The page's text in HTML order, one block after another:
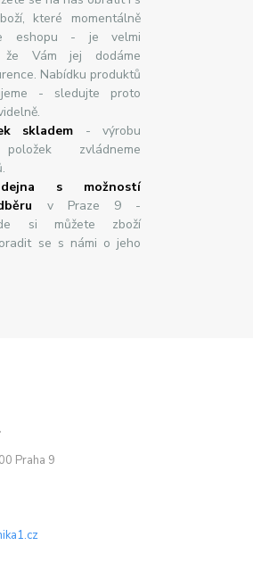
které momentálně
eshopu - je velmi
že Vám jej dodáme
Nabídku produktů
- sledujte proto
skladem - výrobu
zvládneme
s možností
v Praze 9 -
si můžete zboží
se s námi o jeho
Praha 9